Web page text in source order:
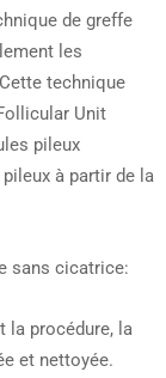
de greffe
les
technique
Unit
pileux
à partir de la
sans cicatrice:
la procédure, la
et nettoyée.